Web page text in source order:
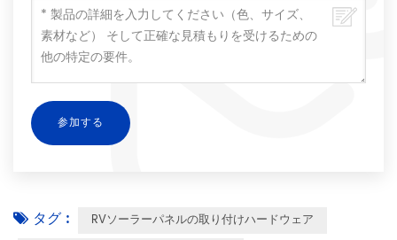
タグ :
RVソーラーパネルの取り付けハードウェア